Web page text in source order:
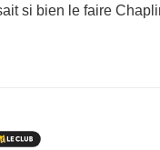
si bien le faire